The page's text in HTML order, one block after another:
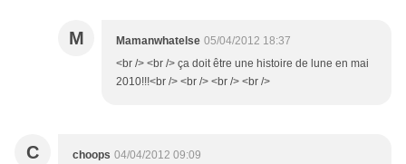
M Mamanwhatelse 05/04/2012 18:37
<br /> <br /> ça doit être une histoire de lune en mai
2010!!!<br /> <br /> <br /> <br />
C choops 04/04/2012 09:09